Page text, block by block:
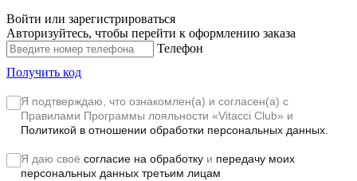
Войти или зарегистрироваться
Авторизуйтесь, чтобы перейти к оформлению заказа
Телефон
Получить код
Я подтверждаю, что ознакомлен(а) и согласен(а) с
Правилами Программы лояльности «Vitacci Club» и
Политикой в отношении обработки персональных данных.
Я даю своё согласие на обработку и передачу моих
персональных данных третьим лицам